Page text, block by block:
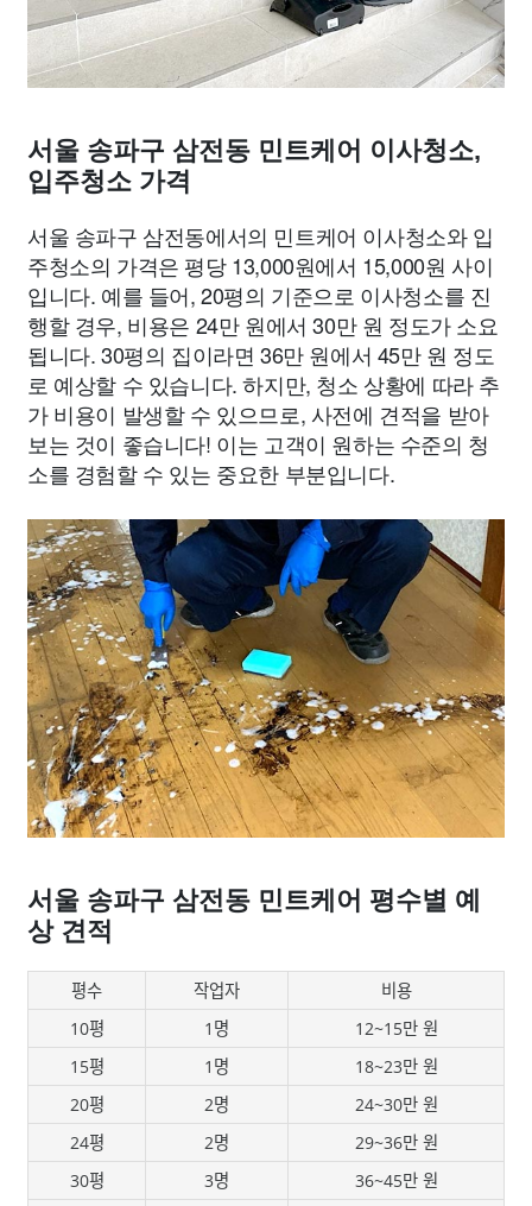
서울 송파구 삼전동 민트케어 이사청소,
입주청소 가격
서울 송파구 삼전동에서의 민트케어 이사청소와 입
주청소의 가격은 평당 13,000원에서 15,000원 사이
입니다. 예를 들어, 20평의 기준으로 이사청소를 진
행할 경우, 비용은 24만 원에서 30만 원 정도가 소요
됩니다. 30평의 집이라면 36만 원에서 45만 원 정도
로 예상할 수 있습니다. 하지만, 청소 상황에 따라 추
가 비용이 발생할 수 있으므로, 사전에 견적을 받아
보는 것이 좋습니다! 이는 고객이 원하는 수준의 청
소를 경험할 수 있는 중요한 부분입니다.
서울 송파구 삼전동 민트케어 평수별 예
상 견적
평수 작업자
비용
10평
1명
12~15만 원
15평
1명
18~23만 원
20평
2명
24~30만 원
24평
2명
29~36만 원
30평
3명 36~45만 원